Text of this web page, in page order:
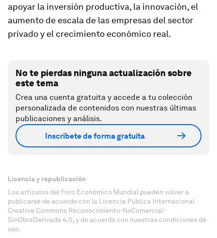
apoyar la inversión productiva, la innovación, el
aumento de escala de las empresas del sector
privado y el crecimiento económico real.
No te pierdas ninguna actualización sobre
este tema
Crea una cuenta gratuita y accede a tu colección
personalizada de contenidos con nuestras últimas
publicaciones y análisis.
Inscríbete de forma gratuita
Licencia y republicación
Los artículos del Foro Económico Mundial pueden volver a
publicarse de acuerdo con la Licencia Pública Internacional
Creative Commons Reconocimiento-NoComercial-
SinObraDerivada 4.0, y de acuerdo con nuestras condiciones de
uso.